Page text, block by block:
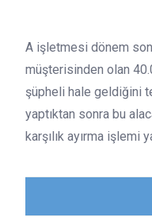
A işletmesi dönem
müşterisinden olan
şüpheli hale geldiğini
yaptıktan sonra bu
karşılık ayırma işlemi